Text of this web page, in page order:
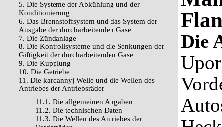
5. Die Systeme der Abkühlung und der
Konditionierung
6. Das Brennstoffsystem und das System der
Ausgabe der durcharbeitenden Gase
7. Die Zündanlage
8. Die Kontrollsysteme und die Senkungen der
Giftigkeit der durcharbeitenden Gase
9. Die Kupplung
10. Die Getriebe
11. Die kardannyj Welle und die Wellen des
Antriebes der Antriebsräder
11.1. Die allgemeinen Angaben
11.2. Die technischen Daten
11.3. Die Wellen des Antriebes der
Die